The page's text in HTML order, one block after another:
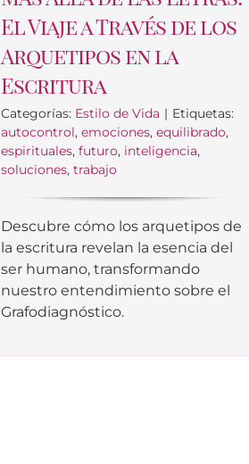
El Viaje a Través de los
Arquetipos en la
Escritura
Categorías: Estilo de Vida | Etiquetas:
autocontrol,emociones,equilibrado,
espirituales,futuro, inteligencia,
soluciones,trabajo
Descubre cómo los arquetipos de
la escritura revelan la esencia del
ser humano, transformando
nuestro entendimiento sobre el
Grafodiagnóstico.